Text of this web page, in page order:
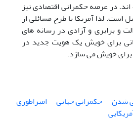
اند. در عرصه حکمرانی اقتصادی نیز
است. لذا آمریکا با طرح مسائلی از
و برابری و آزادی در رسانه های
برای خویش یک هویت جدید در
خویش می سازد.
شدن حکمرانی جهانی
امپراطوری